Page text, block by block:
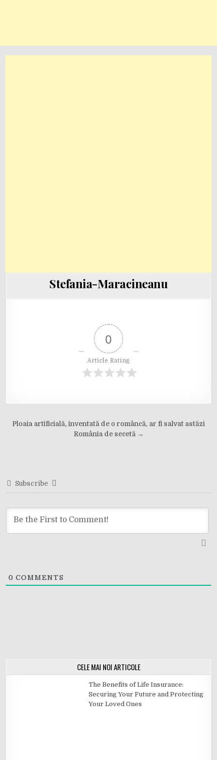
Stefania-Maracineanu
0
Article Rating
Post
Ploaia artificială, inventată de o româncă, ar fi salvat astăzi
România de secetă →
Subscribe
0 COMMENTS
CELE MAI NOI ARTICOLE
The Benefits of Life Insurance:
Securing Your Future and Protecting
Your Loved Ones